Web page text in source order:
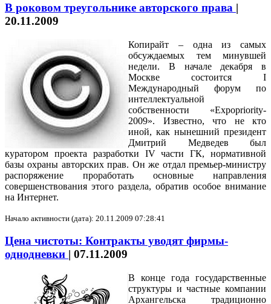
В роковом треугольнике авторского права |
20.11.2009
Копирайт – одна из самых
обсуждаемых тем минувшей
недели. В начале декабря в
Москве состоится I
Международный форум по
интеллектуальной
собственности «Expopriority-
2009». Известно, что не кто
иной, как нынешний президент
Дмитрий Медведев был
куратором проекта разработки IV части ГК, нормативной
базы охраны авторских прав. Он же отдал премьер-министру
распоряжение проработать основные направления
совершенствования этого раздела, обратив особое внимание
на Интернет.
Начало активности (дата): 20.11.2009 07:28:41
Цена чистоты: Контракты уводят фирмы-
однодневки | 07.11.2009
В конце года государственные
структуры и частные компании
Архангельска традиционно